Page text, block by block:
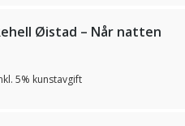
Øistad – Når natten
5% kunstavgift